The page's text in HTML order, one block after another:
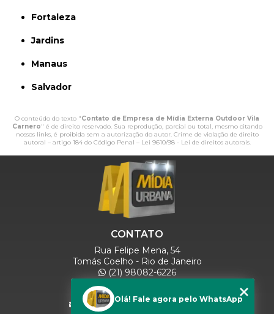
Fortaleza
Jardins
Manaus
Salvador
O conteúdo do texto "Contato de Empresa de Mídia Externa Outdoor Vila
Carnero" é de direito reservado. Sua reprodução, parcial ou total, mesmo citando
nossos links, é proibida sem a autorização do autor. Crime de violação de direito
autoral – artigo 184 do Código Penal – Lei 9610/98 - Lei de direitos autorais.
CONTATO
Rua Felipe Mena, 54
Tomás Coelho - Rio de Janeiro
(21) 98082-6226
(11) 93071-5918
comercialmidiaurbana@gmail.com
Olá! Fale agora pelo WhatsApp